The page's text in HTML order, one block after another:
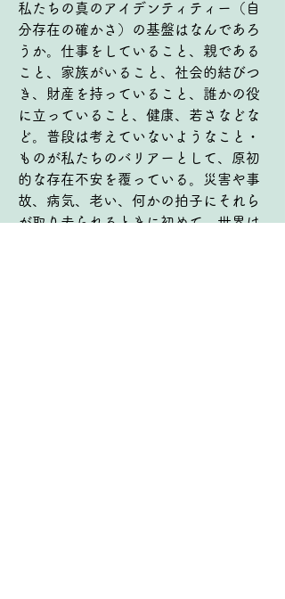
私たちの真のアイデンティティー（自
分存在の確かさ）の基盤はなんであろ
うか。仕事をしていること、親である
こと、家族がいること、社会的結びつ
き、財産を持っていること、誰かの役
に立っていること、健康、若さなどな
ど。普段は考えていないようなこと・
ものが私たちのバリアーとして、原初
的な存在不安を覆っている。災害や事
故、病気、老い、何かの拍子にそれら
が取り去られるときに初めて、世界は